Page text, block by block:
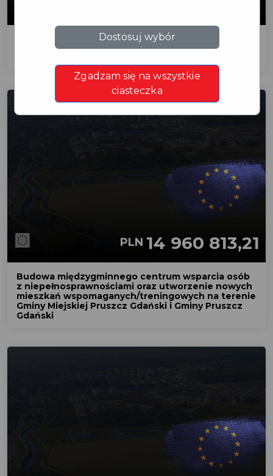
Usługi społeczne świadczone w lokalnej
społeczności dla mieszkańców Gminy Miejskiej
PLN 14 960 813,21
Budowa międzygminnego centrum wsparcia osób
z niepełnosprawnościami oraz utworzenie nowych
mieszkań wspomaganych/treningowych na terenie
Gminy Miejskiej Pruszcz Gdański i Gminy Pruszcz
Gdański
Dostosuj wybór
Zgadzam się na wszystkie
ciasteczka